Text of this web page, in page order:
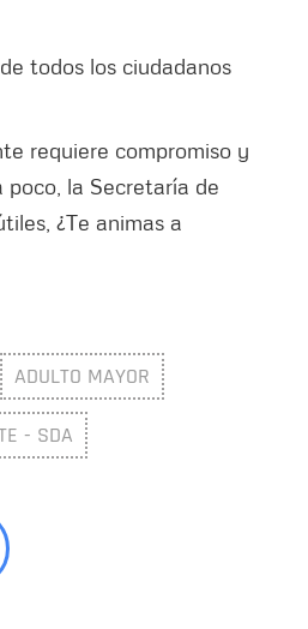
todos los ciudadanos
requiere compromiso y
poco, la Secretaría de
¿Te animas a
ADULTO MAYOR
- SDA